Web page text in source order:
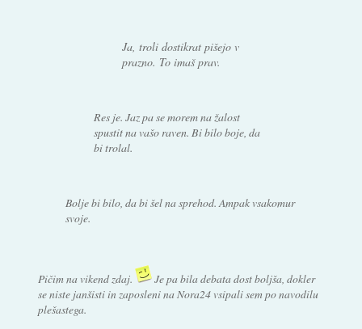
Ja, troli dostikrat pišejo v
prazno. To imaš prav.
Res je. Jaz pa se morem na žalost
spustit na vašo raven. Bi bilo boje, da
bi trolal.
Bolje bi bilo, da bi šel na sprehod. Ampak vsakomur
svoje.
Pičim na vikend zdaj.
Je pa bila debata dost boljša, dokler
se niste janšisti in zaposleni na Nora24 vsipali sem po navodilu
plešastega.